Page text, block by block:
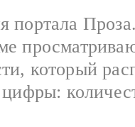
портала
который